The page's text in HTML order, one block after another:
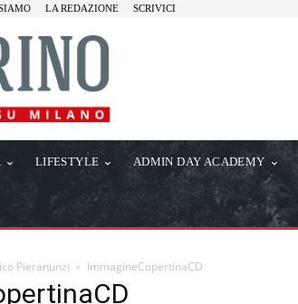
LA REDAZIONE SCRIVICI
LIFESTYLE ADMIN DAY ACADEMY
Pieranunzi ImmagineCopertinaCD